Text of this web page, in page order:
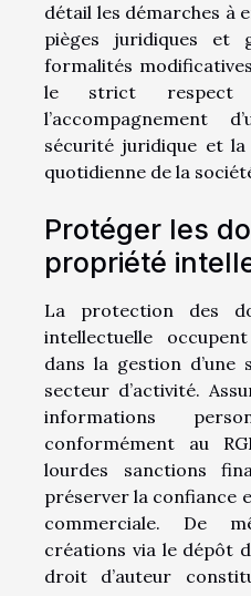
détail les démarches à
pièges juridiques et
formalités
le strict respect
l’accompagnement
sécurité juridique et
quotidienne de la
Protéger les
propriété
La protection des
intellectuelle
dans la gestion
secteur d’activité.
informations
conformément au
lourdes sanctions
préserver la confiance
commerciale. De
créations via le dépôt
droit d’auteur